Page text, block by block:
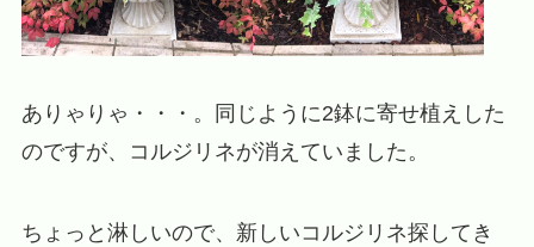
ありゃりゃ・・・。同じように2鉢に寄せ植えした
のですが、コルジリネが消えていました。
ちょっと淋しいので、新しいコルジリネ探してき